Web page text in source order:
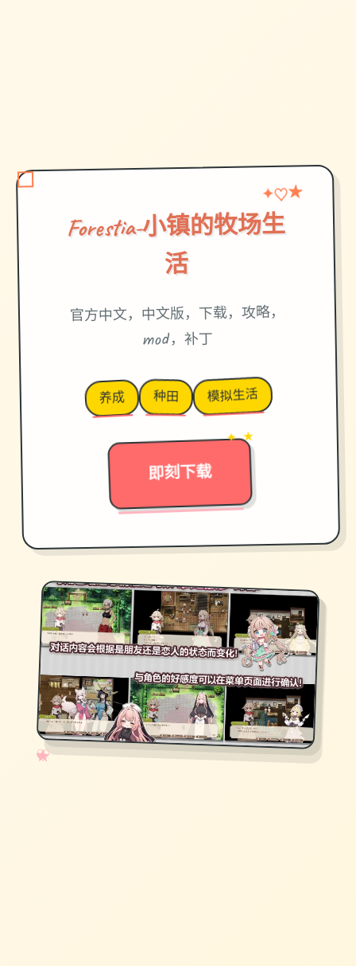
Forestia-小镇的牧场生
活
✦♡★
官方中文，中文版，下载，攻略，
mod，补丁
养成 种田 模拟生活
即刻下载
→
✦ ★
✧
♡
★
♥